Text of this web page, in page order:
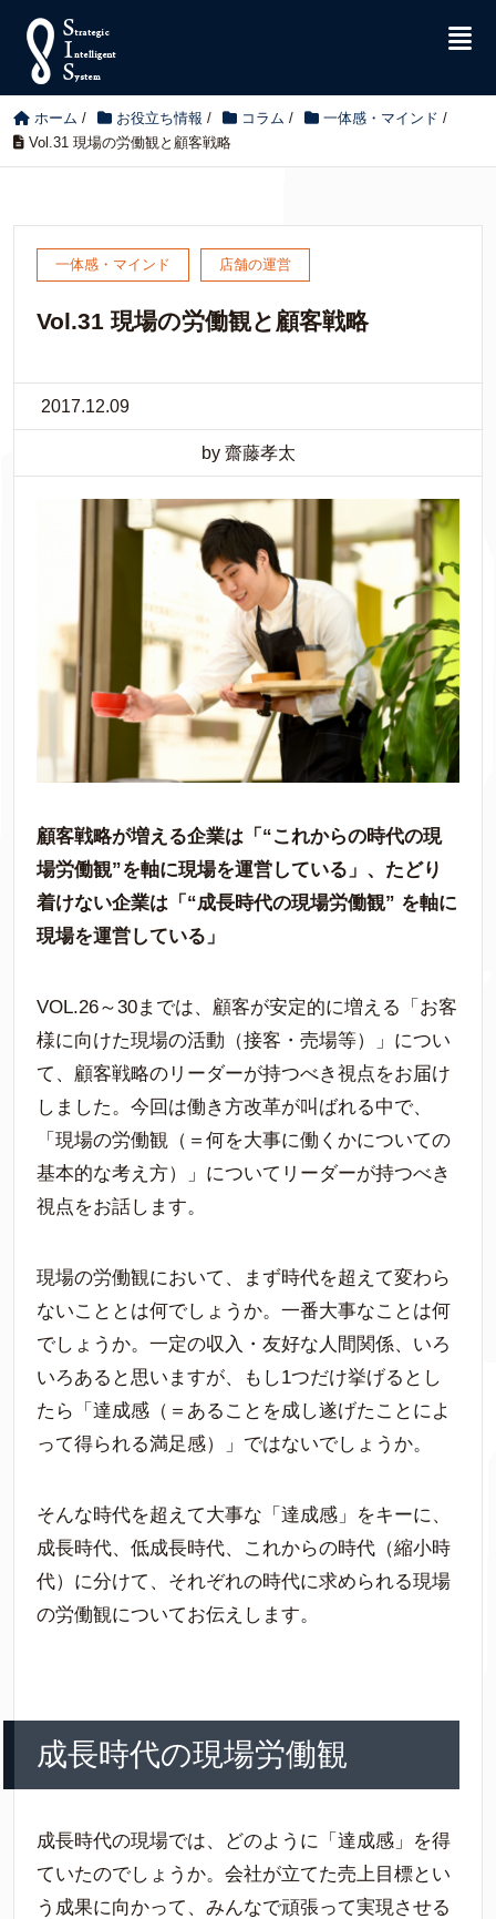
ホーム / お役立ち情報 / コラム / 一体感・マインド /
Vol.31 現場の労働観と顧客戦略
一体感・マインド 店舗の運営
Vol.31 現場の労働観と顧客戦略
2017.12.09
by 齋藤孝太
顧客戦略が増える企業は「“これからの時代の現
場労働観”を軸に現場を運営している」、たどり
着けない企業は「“成長時代の現場労働観” を軸に
現場を運営している」
VOL.26～30までは、顧客が安定的に増える「お客
様に向けた現場の活動（接客・売場等）」につい
て、顧客戦略のリーダーが持つべき視点をお届け
しました。今回は働き方改革が叫ばれる中で、
「現場の労働観（＝何を大事に働くかについての
基本的な考え方）」についてリーダーが持つべき
視点をお話します。
現場の労働観において、まず時代を超えて変わら
ないこととは何でしょうか。一番大事なことは何
でしょうか。一定の収入・友好な人間関係、いろ
いろあると思いますが、もし1つだけ挙げるとし
たら「達成感（＝あることを成し遂げたことによ
って得られる満足感）」ではないでしょうか。
そんな時代を超えて大事な「達成感」をキーに、
成長時代、低成長時代、これからの時代（縮小時
代）に分けて、それぞれの時代に求められる現場
の労働観についてお伝えします。
成長時代の現場労働観
成長時代の現場では、どのように「達成感」を得
ていたのでしょうか。会社が立てた売上目標とい
う成果に向かって、みんなで頑張って実現させる